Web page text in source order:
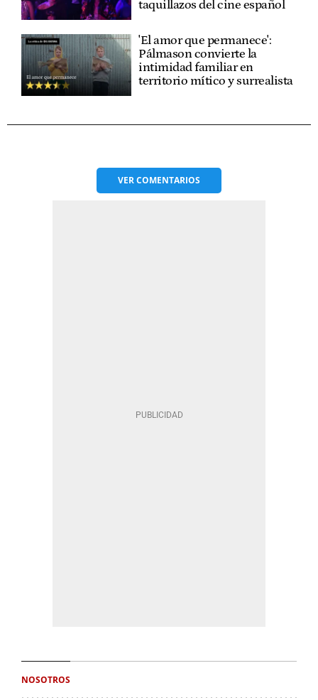
taquillazos del cine español
'El amor que permanece':
Pálmason convierte la
intimidad familiar en
territorio mítico y surrealista
VERCOMENTARIOS
NOSOTROS